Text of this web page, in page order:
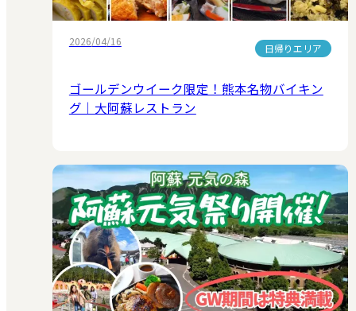
2026/04/16
日帰りエリア
ゴールデンウイーク限定！熊本名物バイキン
グ｜大阿蘇レストラン